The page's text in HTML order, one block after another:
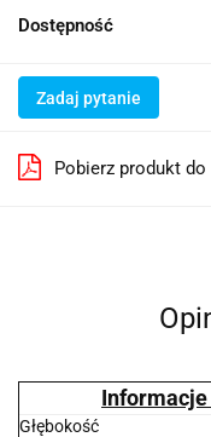
Dostępność
Zadaj pytanie
Pobierz produkt do
Głębokość